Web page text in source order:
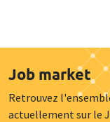
Job market
Retrouvez
actuellement sur le